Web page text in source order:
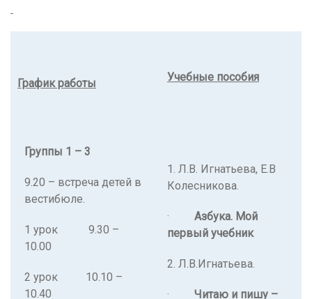
График работы
Группы 1 – 3
9.20 – встреча детей в
вестибюле.
1 урок 9.30 –
10.00
2 урок 10.10 –
10.40
Учебные пособия
1. Л.В. Игнатьева, Е.В
Колесникова.
· Азбука. Мой
первый учебник
2. Л.В.Игнатьева.
· Читаю и пишу –